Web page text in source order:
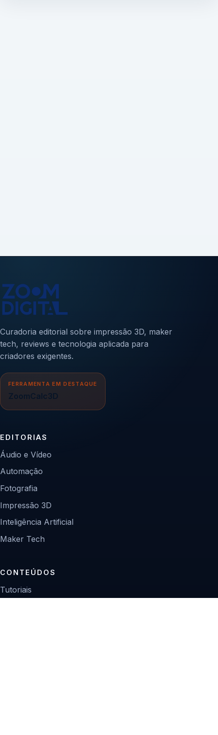
Curadoria editorial sobre impressão 3D, maker
tech, reviews e tecnologia aplicada para
criadores exigentes.
FERRAMENTA EM DESTAQUE
ZoomCalc3D
EDITORIAS
Áudio e Vídeo
Automação
Fotografia
Impressão 3D
Inteligência Artificial
Maker Tech
CONTEÚDOS
Tutoriais